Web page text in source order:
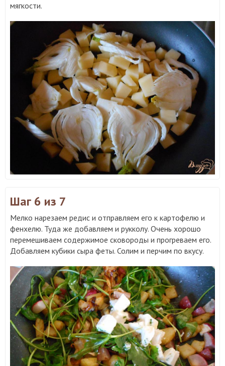
мягкости.
Шаг 6 из 7
Мелко нарезаем редис и отправляем его к картофелю и
фенхелю. Туда же добавляем и рукколу. Очень хорошо
перемешиваем содержимое сковороды и прогреваем его.
Добавляем кубики сыра феты. Солим и перчим по вкусу.